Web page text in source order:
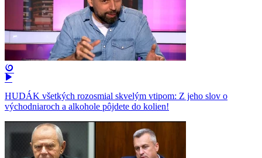
HUDÁK všetkých rozosmial skvelým vtipom: Z jeho slov o
východniaroch a alkohole pôjdete do kolien!